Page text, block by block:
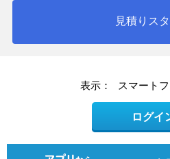
見積りス
表示： スマート
ログイ